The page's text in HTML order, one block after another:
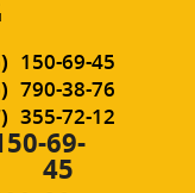
150-69-45
790-38-76
355-72-12
69-
45